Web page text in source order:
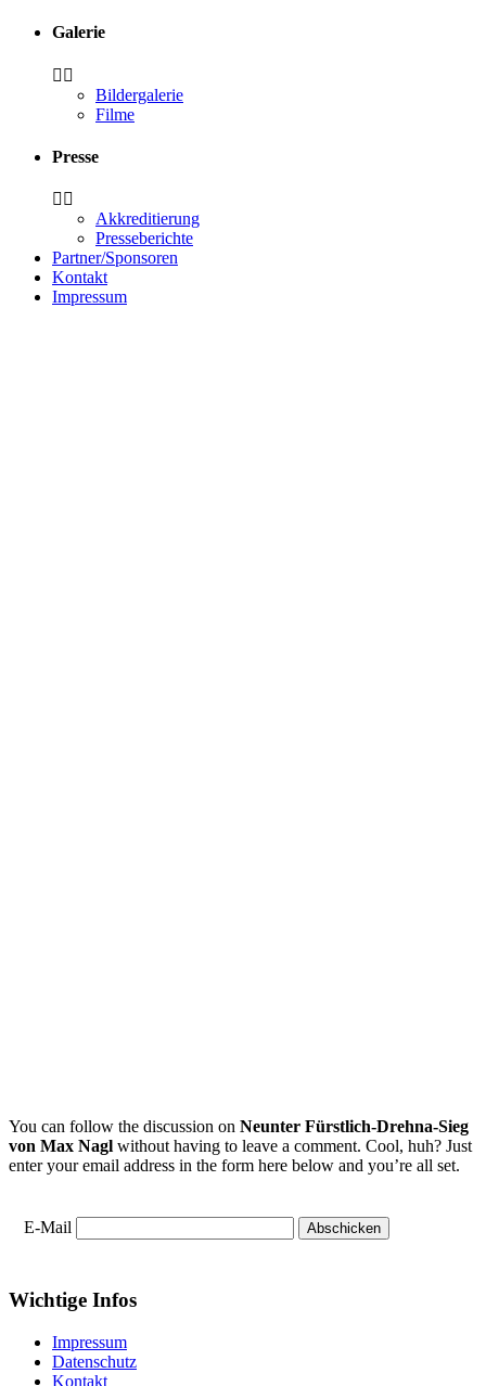
Galerie
Bildergalerie
Filme
Presse
Akkreditierung
Presseberichte
Partner/Sponsoren
Kontakt
Impressum
You can follow the discussion on Neunter Fürstlich-Drehna-Sieg
von Max Nagl without having to leave a comment. Cool, huh? Just
enter your email address in the form here below and you’re all set.
E-Mail
Wichtige Infos
Impressum
Datenschutz
Kontakt